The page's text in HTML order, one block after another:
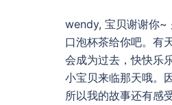
wendy, 宝贝谢谢你~
口泡杯茶给你吧。有
会成为过去，快快乐
小宝贝来临那天哦。
所以我的故事还有感